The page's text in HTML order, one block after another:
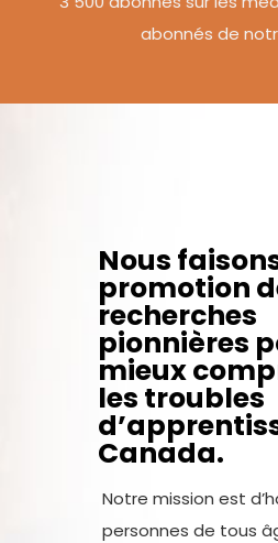
abonnés de
Nous
promotion
recherches
pionnières
mieux
les troubles
Canada.
Notre mission est
personnes de tous